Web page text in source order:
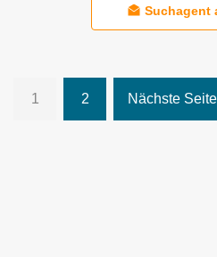
Suchagent
1 2 Nächste Seite